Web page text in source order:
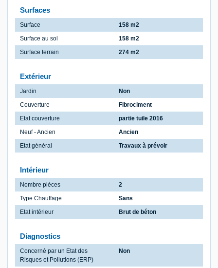
Surfaces
Surface
158 m2
Surface au sol
158 m2
Surface terrain
274 m2
Extérieur
Jardin
Non
Couverture
Fibrociment
Etat couverture
partie tuile 2016
Neuf - Ancien
Ancien
Etat général
Travaux à prévoir
Intérieur
Nombre pièces
2
Type Chauffage
Sans
Etat intérieur
Brut de béton
Diagnostics
Concerné par un Etat des
Risques et Pollutions (ERP)
Non